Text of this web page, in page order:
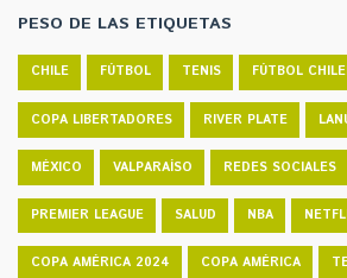
PESO DE LAS ETIQUETAS
CHILE FÚTBOL TENIS FÚTBOL
COPA LIBERTADORES RIVER PLATE
MÉXICO VALPARAÍSO REDES SOCIALES
PREMIER LEAGUE SALUD NBA
COPA AMÉRICA 2024 COPA AMÉRICA